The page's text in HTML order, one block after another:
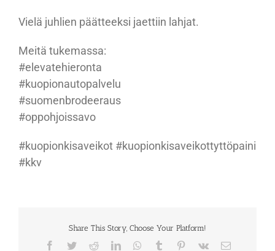
Vielä juhlien päätteeksi jaettiin lahjat.
Meitä tukemassa:
#elevatehieronta
#kuopionautopalvelu
#suomenbrodeeraus
#oppohjoissavo
#kuopionkisaveikot #kuopionkisaveikottyttöpaini
#kkv
Share This Story, Choose Your Platform!
Facebook
TwitterRedditLinkedInWhatsApp
Tumblr Pinterest
Vk Sähköposti